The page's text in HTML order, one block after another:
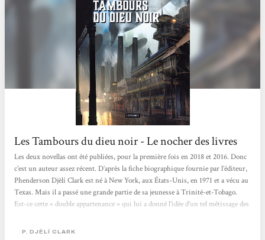
Les Tambours du dieu noir - Le nocher des livres
Les deux novellas ont été publiées, pour la première fois en 2018 et 2016. Donc
c’est un auteur assez récent. D’après la fiche biographique fournie par l’éditeur,
Phenderson Djèlí Clark est né à New York, aux États-Unis, en 1971 et a vécu au
Texas. Mais il a passé une grande partie de sa jeunesse à Trinité-et-Tobago.
Est-ce cette « double appartenance » qui lui a donné l’idée d’un tel métissage des
s’inspirer...
P. DJÈLÍ CLARK